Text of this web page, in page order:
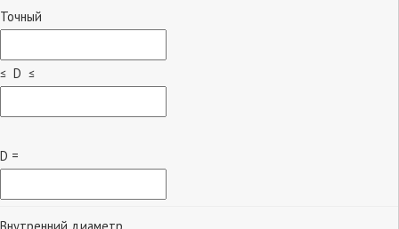
Точный
≤ D ≤
D =